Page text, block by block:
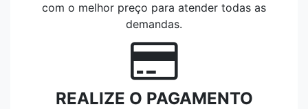
com o melhor preço para atender todas as
demandas.
REALIZE O PAGAMENTO